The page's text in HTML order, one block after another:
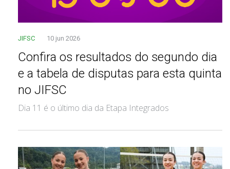
JIFSC 10 jun 2026
Confira os resultados do segundo dia
e a tabela de disputas para esta quinta
no JIFSC
Dia 11 é o último dia da Etapa Integrados